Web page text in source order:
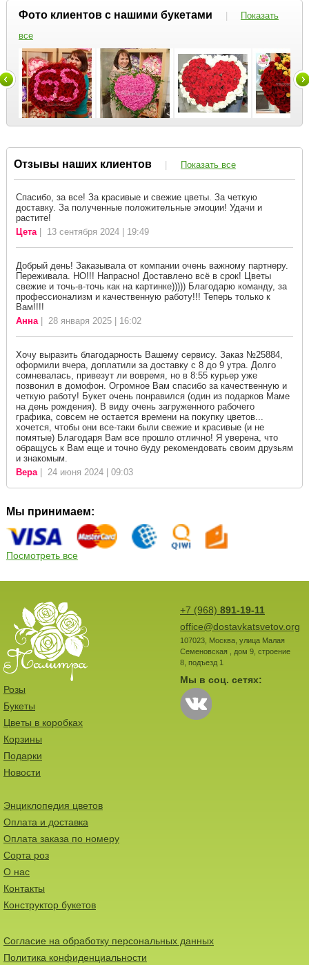
Фото клиентов с нашими букетами |
Показать
все
Отзывы наших клиентов | Показать все
Спасибо, за все! За красивые и свежие цветы. За четкую
доставку. За полученные положительные эмоции! Удачи и
растите!
Цета| 13 сентября 2024 | 19:49
Добрый день! Заказывала от компании очень важному партнеру.
Переживала. НО!!! Напрасно! Доставлено всё в срок! Цветы
свежие и точь-в-точь как на картинке))))) Благодарю команду, за
профессионализм и качественную работу!!! Теперь только к
Вам!!!!
Анна| 28 января 2025 | 16:02
Хочу выразить благодарность Вашему сервису. Заказ №25884,
оформили вчера, доплатили за доставку с 8 до 9 утра. Долго
сомневалась, привезут ли вовремя, но в 8:55 курьер уже
позвонил в домофон. Огромное Вам спасибо за качественную и
четкую работу! Букет очень понравился (один из подарков Маме
на день рождения). В виду очень загруженного рабочего
графика, совсем не остается времени на покупку цветов...
хочется, чтобы они все-таки были свежие и красивые (и не
помятые) Благодаря Вам все прошло отлично! Я уверена, что
обращусь к Вам еще и точно буду рекомендовать своим друзьям
и знакомым.
Вера| 24 июня 2024 | 09:03
Мы принимаем:
Посмотреть все
+7 (968) 891-19-11
office@dostavkatsvetov.org
107023, Москва, улица Малая
Семеновская , дом 9, строение
8, подъезд 1
Мы в соц. сетях:
Розы
Букеты
Цветы в коробках
Корзины
Подарки
Новости
Энциклопедия цветов
Оплата и доставка
Оплата заказа по номеру
Сорта роз
О нас
Контакты
Конструктор букетов
Согласие на обработку персональных данных
Политика конфиденциальности